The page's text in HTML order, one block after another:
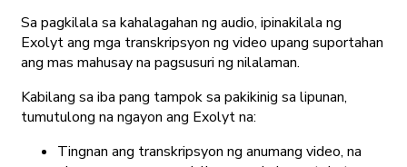
Sa pagkilala sa kahalagahan ng audio, ipinakilala ng
Exolyt ang mga transkripsyon ng video upang suportahan
ang mas mahusay na pagsusuri ng nilalaman.
Kabilang sa iba pang tampok sa pakikinig sa lipunan,
tumutulong na ngayon ang Exolyt na:
Tingnan ang transkripsyon ng anumang video, na